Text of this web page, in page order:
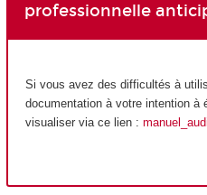
professionnelle
Si vous avez des difficultés à
documentation à votre intention à
visualiser via ce lien :